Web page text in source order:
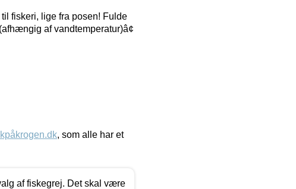
fiskeri, lige fra posen! Fulde
af vandtemperatur)â¢
, som alle har et
af fiskegrej. Det skal være